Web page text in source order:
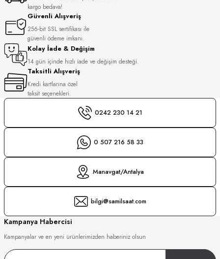
kargo bedava!
Güvenli Alışveriş
256-bit SSL sertifikası ile
güvenli ödeme imkanı.
Kolay İade & Değişim
14 gün içinde hızlı iade ve değişim desteği.
Taksitli Alışveriş
Kredi kartlarına özel
taksit seçenekleri.
0242 230 14 21
0 507 216 58 33
Manavgat/Antalya
bilgi@samilsaat.com
Kampanya Habercisi
Kampanyalar ve en yeni ürünlerimizden haberiniz olsun